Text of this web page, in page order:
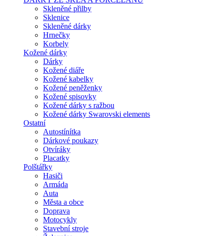
Skleněné přilby
Sklenice
Skleněné dárky
Hrnečky
Korbely
Kožené dárky
Dárky
Kožené diáře
Kožené kabelky
Kožené peněženky
Kožené spisovky
Kožené dárky s ražbou
Kožené dárky Swarovski elements
Ostatní
Autostínítka
Dárkové poukazy
Otvíráky
Placatky
Polštářky
Hasiči
Armáda
Auta
Města a obce
Doprava
Motocykly
Stavební stroje